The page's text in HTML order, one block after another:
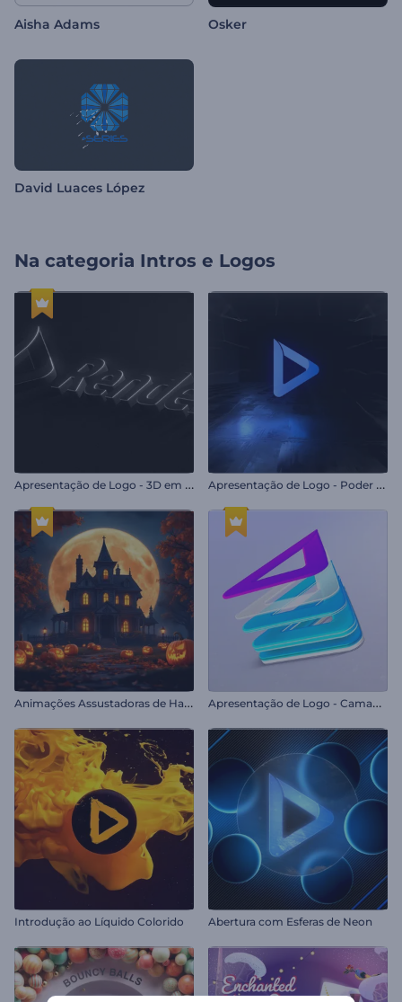
Aisha Adams Osker
David Luaces López
Na categoria Intros e Logos
A
presentação de Logo - 3D em Relevo A
presentação de Logo - Poder da Escuridão
A
nimações Assustadoras de Halloween A
presentação de Logo - Camadas Invertidas
Introdução ao Líquido Colorido Abertura com Esferas de Neon